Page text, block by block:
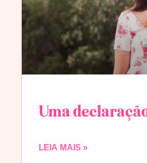
Uma
LEIA MAIS »